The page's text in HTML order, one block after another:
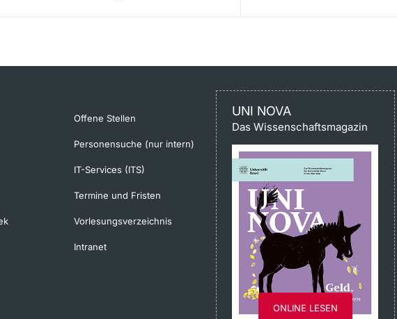
Offene Stellen
Personensuche (nur intern)
IT-Services (ITS)
Termine und Fristen
Vorlesungsverzeichnis
Intranet
UNI NOVA
Das Wissenschaftsmagazin
ONLINE LESEN